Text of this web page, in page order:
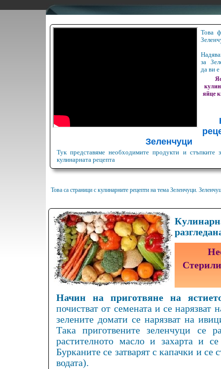
Това
за
да ви е
яйце
Зеленчуци
Тук представяме необходимите продукти и стъпките
кулинарната рецепта
Това са страници с кулинарните рецепти на тема Зеленчуци.
Начин на приготвяне на
почистват от семената и се нарязват
зелените домати се нарязват на
Така приготвените зеленчуци се
растителното масло и захарта и
Бурканите се затварят с капачки и
водата).